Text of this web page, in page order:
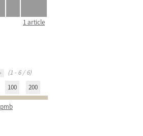
1 article
(1 - 6 / 6)
100 200
pmb